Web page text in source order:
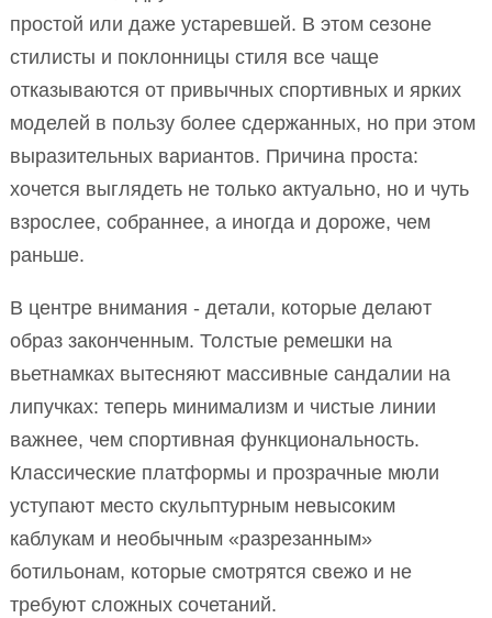
простой или даже устаревшей. В этом сезоне
стилисты и поклонницы стиля все чаще
отказываются от привычных спортивных и ярких
моделей в пользу более сдержанных, но при этом
выразительных вариантов. Причина проста:
хочется выглядеть не только актуально, но и чуть
взрослее, собраннее, а иногда и дороже, чем
раньше.
В центре внимания - детали, которые делают
образ законченным. Толстые ремешки на
вьетнамках вытесняют массивные сандалии на
липучках: теперь минимализм и чистые линии
важнее, чем спортивная функциональность.
Классические платформы и прозрачные мюли
уступают место скульптурным невысоким
каблукам и необычным «разрезанным»
ботильонам, которые смотрятся свежо и не
требуют сложных сочетаний.